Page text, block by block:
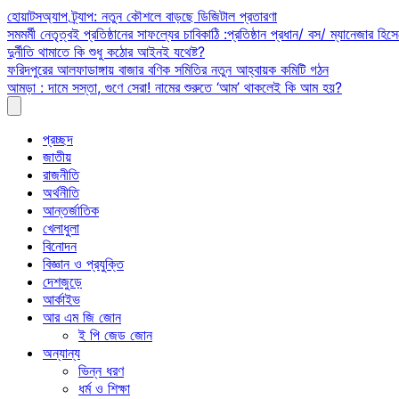
Skip
to
content
হোয়াটসঅ্যাপ ট্র্যাপ: নতুন কৌশলে বাড়ছে ডিজিটাল প্রতারণা
সমমর্মী নেতৃত্বই প্রতিষ্ঠানের সাফল্যের চাবিকাঠি :প্রতিষ্ঠান প্রধান/ বস/ ম্যানেজার
দুর্নীতি থামাতে কি শুধু কঠোর আইনই যথেষ্ট?
ফরিদপুরের আলফাডাঙ্গায় বাজার বণিক সমিতির নতুন আহ্বায়ক কমিটি গঠন
আমড়া : দামে সস্তা, গুণে সেরা! নামের শুরুতে ‘আম’ থাকলেই কি আম হয়?
প্রচ্ছদ
জাতীয়
রাজনীতি
অর্থনীতি
আন্তর্জাতিক
খেলাধুলা
বিনোদন
বিজ্ঞান ও প্রযুক্তি
দেশজুড়ে
আর্কাইভ
আর এম জি জোন
ই পি জেড জোন
অন্যান্য
ভিন্ন ধরণ
ধর্ম ও শিক্ষা